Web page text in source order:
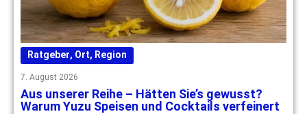
Ratgeber, Ort, Region
7. August 2026
Aus unserer Reihe – Hätten Sie’s gewusst?
Warum Yuzu Speisen und Cocktails verfeinert